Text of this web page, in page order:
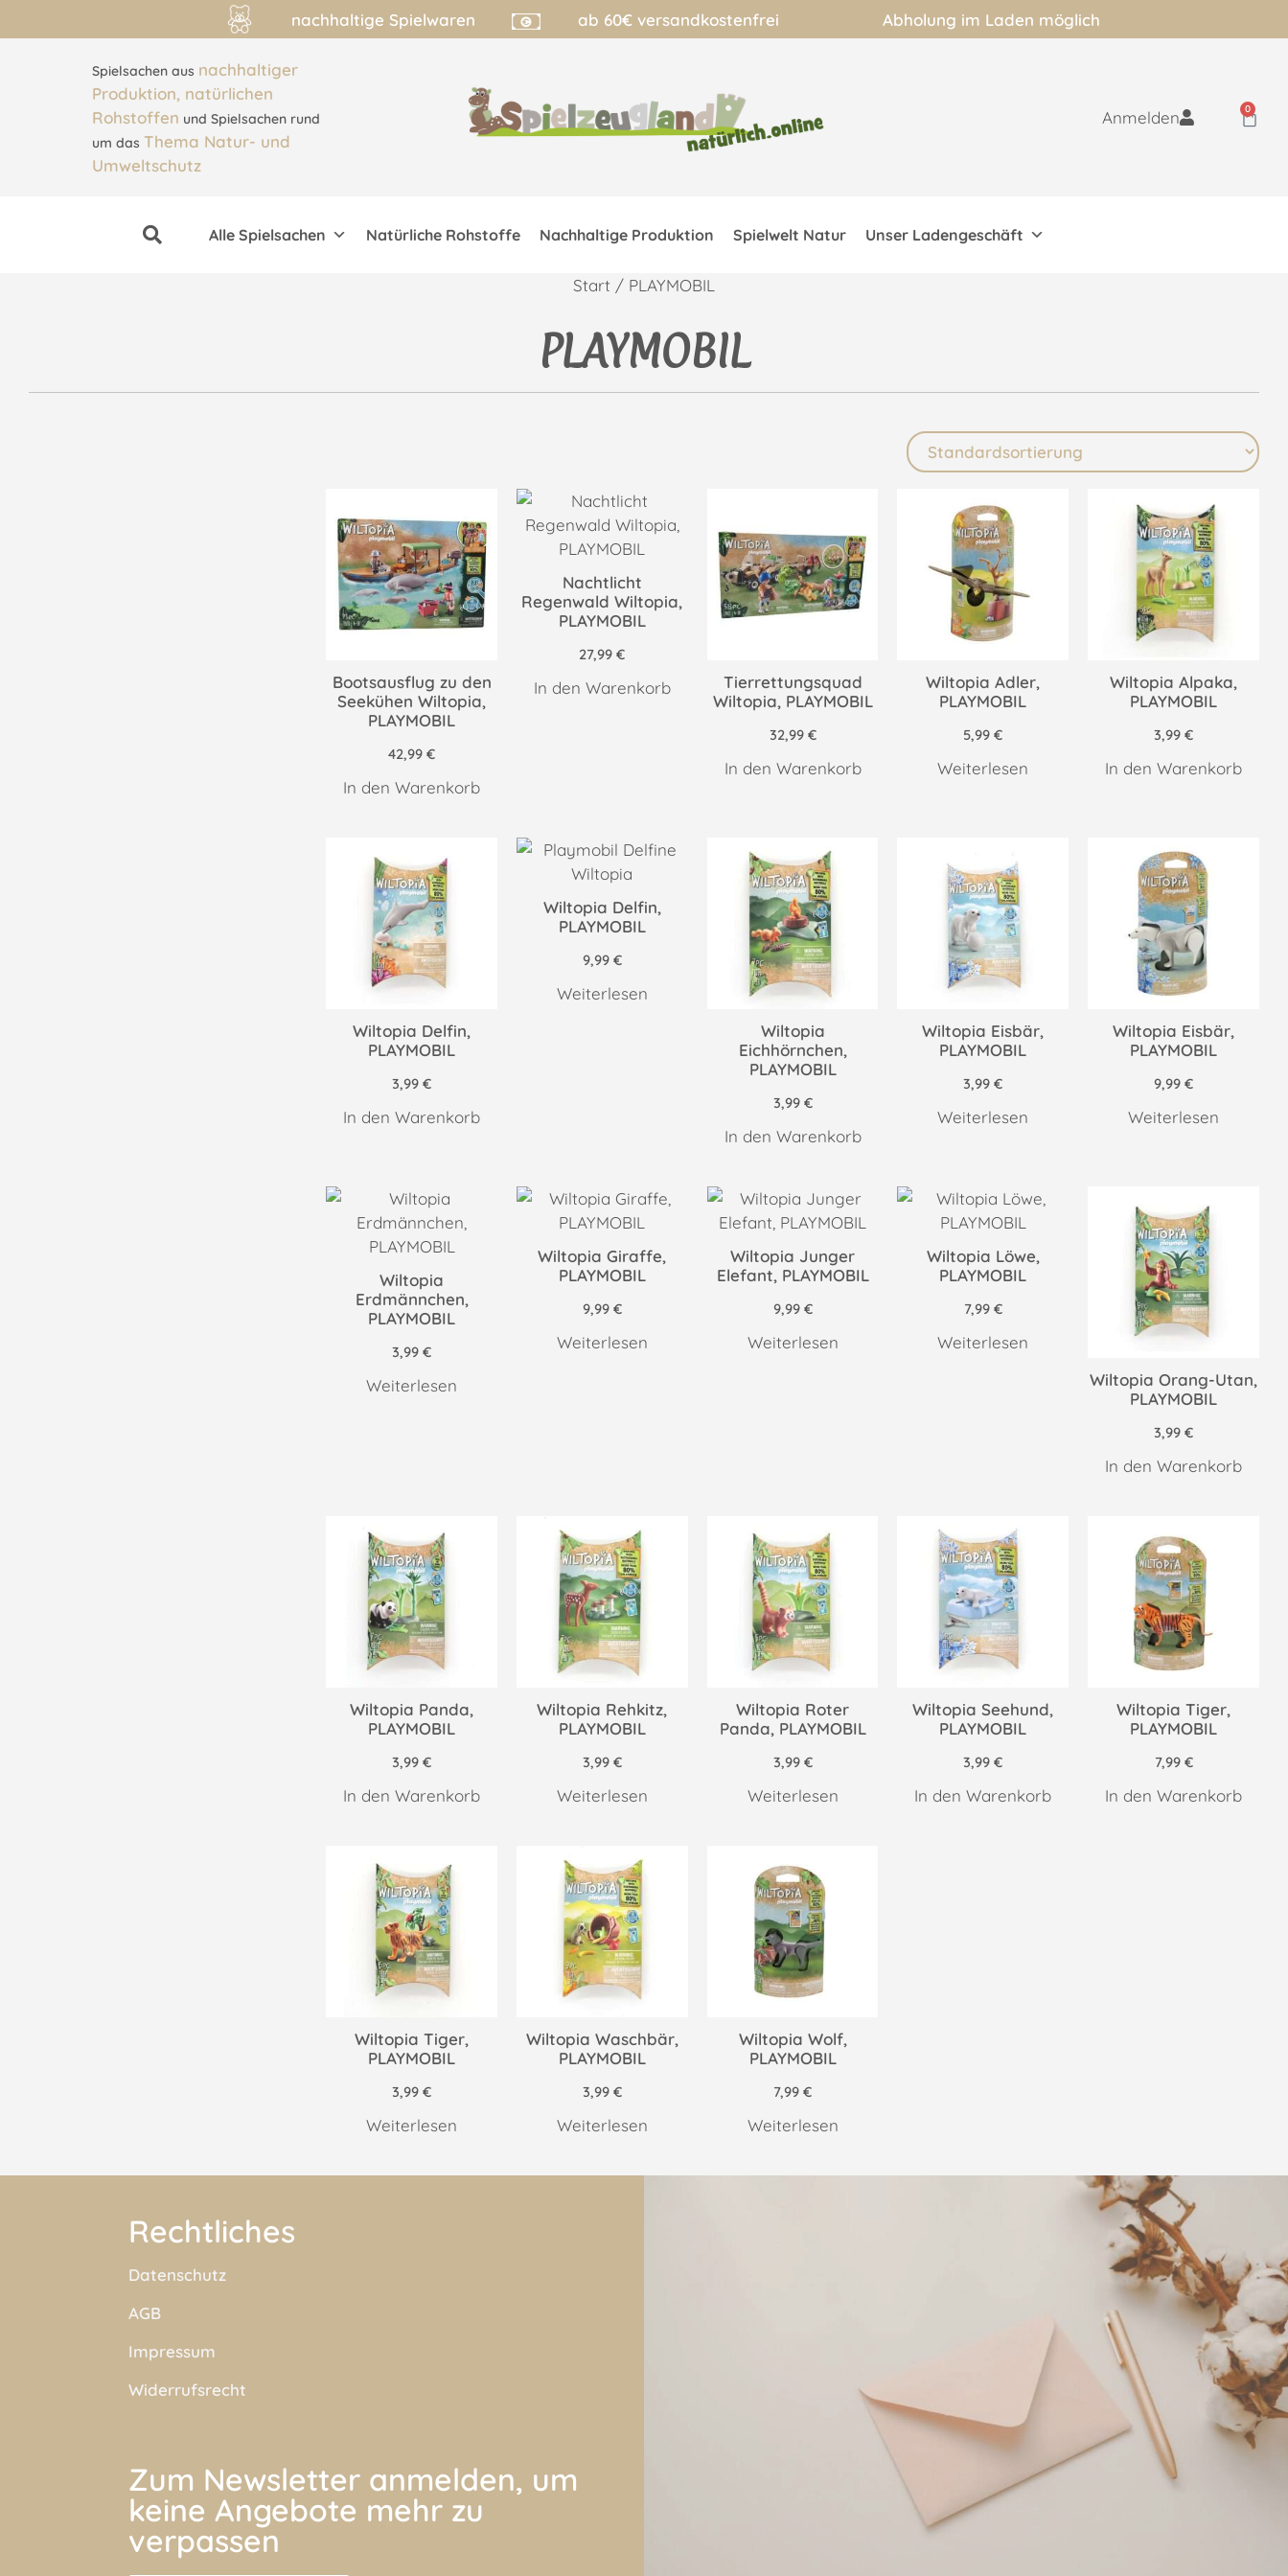
nachhaltige Spielwaren ab 60€ versandkostenfrei Abholung im Laden möglich
Spielsachen aus nachhaltiger
Produktion, natürlichen
Rohstoffen und Spielsachen rund
um das Thema Natur- und
Umweltschutz
Anmelden 0
Alle Spielsachen Natürliche Rohstoffe Nachhaltige Produktion Spielwelt Natur Unser Ladengeschäft
Start / PLAYMOBIL
PLAYMOBIL
Bootsausflug zu den
Seekühen Wiltopia,
PLAYMOBIL
42,99€
In den Warenkorb
Nachtlicht
Regenwald Wiltopia,
PLAYMOBIL
27,99€
In den Warenkorb
Tierrettungsquad
Wiltopia, PLAYMOBIL
32,99 €
In den Warenkorb
Wiltopia Adler,
PLAYMOBIL
5,99€
Weiterlesen
Wiltopia Alpaka,
PLAYMOBIL
3,99€
In den Warenkorb
Wiltopia Delfin,
PLAYMOBIL
3,99€
In den Warenkorb
Wiltopia Delfin,
PLAYMOBIL
9,99 €
Weiterlesen
Wiltopia
Eichhörnchen,
PLAYMOBIL
3,99 €
In den Warenkorb
Wiltopia Eisbär,
PLAYMOBIL
3,99€
Weiterlesen
Wiltopia Eisbär,
PLAYMOBIL
9,99€
Weiterlesen
Wiltopia
Erdmännchen,
PLAYMOBIL
3,99€
Weiterlesen
Wiltopia Giraffe,
PLAYMOBIL
9,99 €
Weiterlesen
Wiltopia Junger
Elefant, PLAYMOBIL
9,99 €
Weiterlesen
Wiltopia Löwe,
PLAYMOBIL
7,99 €
Weiterlesen
Wiltopia Orang-Utan,
PLAYMOBIL
3,99€
In den Warenkorb
Wiltopia Panda,
PLAYMOBIL
3,99€
In den Warenkorb
Wiltopia Rehkitz,
PLAYMOBIL
3,99 €
Weiterlesen
Wiltopia Roter
Panda, PLAYMOBIL
3,99 €
Weiterlesen
Wiltopia Seehund,
PLAYMOBIL
3,99€
In den Warenkorb
Wiltopia Tiger,
PLAYMOBIL
7,99 €
In den Warenkorb
Wiltopia Tiger,
PLAYMOBIL
3,99€
Weiterlesen
Wiltopia Waschbär,
PLAYMOBIL
3,99 €
Weiterlesen
Wiltopia Wolf,
PLAYMOBIL
7,99€
Weiterlesen
Rechtliches
Datenschutz
AGB
Impressum
Widerrufsrecht
Zum Newsletter anmelden, um
keine Angebote mehr zu
verpassen